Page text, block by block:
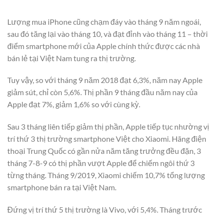
Lượng mua iPhone cũng chạm đáy vào tháng 9 năm ngoái,
sau đó tăng lại vào tháng 10, và đạt đỉnh vào tháng 11 – thời
điểm smartphone mới của Apple chính thức được các nhà
bán lẻ tại Việt Nam tung ra thị trường.
Tuy vậy, so với tháng 9 năm 2018 đạt 6,3%, năm nay Apple
giảm sút, chỉ còn 5,6%. Thị phần 9 tháng đầu năm nay của
Apple đạt 7%, giảm 1,6% so với cùng kỳ.
Sau 3 tháng liên tiếp giảm thị phần, Apple tiếp tục nhường vị
trí thứ 3 thị trường smartphone Việt cho Xiaomi. Hãng điện
thoại Trung Quốc có gần nửa năm tăng trưởng đều đặn, 3
tháng 7-8-9 có thị phần vượt Apple để chiếm ngôi thứ 3
từng tháng. Tháng 9/2019, Xiaomi chiếm 10,7% tổng lượng
smartphone bán ra tại Việt Nam.
Đứng vị trí thứ 5 thị trường là Vivo, với 5,4%. Tháng trước